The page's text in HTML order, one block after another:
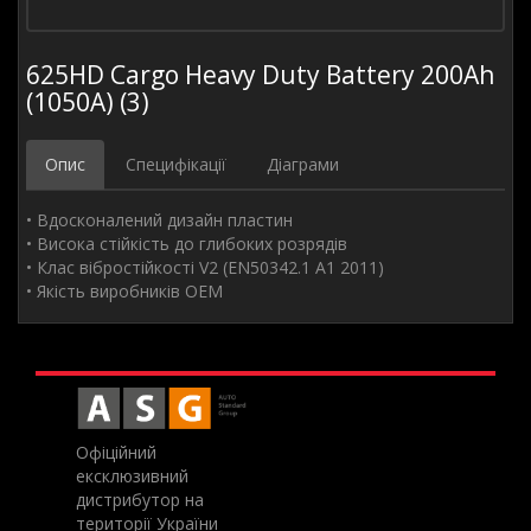
625HD Cargo Heavy Duty Battery 200Ah
(1050A) (3)
Опис Специфікації Діаграми
• Вдосконалений дизайн пластин
• Висока стійкість до глибоких розрядів
• Клас вібростійкості V2 (EN50342.1 A1 2011)
• Якість виробників OEM
Офіційний
ексклюзивний
дистрибутор на
території України